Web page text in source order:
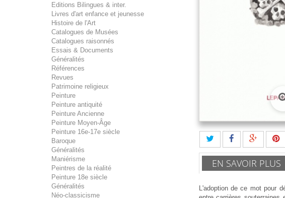
Editions Bilingues & inter.
Livres d'art enfance et jeunesse
Histoire de l'Art
Catalogues de Musées
Catalogues raisonnés
Essais & Documents
Généralités
Références
Revues
Patrimoine religieux
Peinture
Peinture antiquité
Peinture Ancienne
Peinture Moyen-Âge
Peinture 16e-17e siècle
Baroque
Généralités
Maniérisme
Peintres de la réalité
Peinture 18e siècle
Généralités
Néo-classicisme
EN SAVOIR PLUS
L'adoption de ce mot pour